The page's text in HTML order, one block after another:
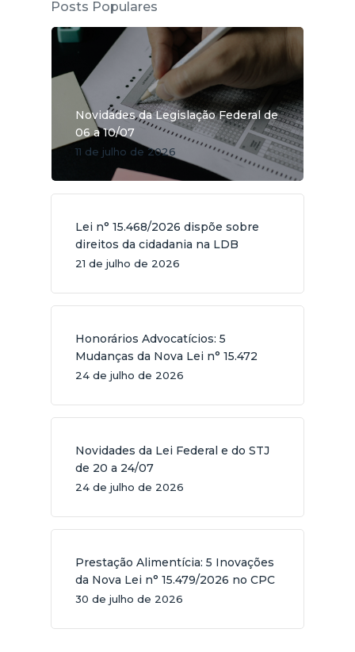
Posts Populares
Novidades da Legislação Federal de
06 a 10/07
11 de julho de 2026
Lei n° 15.468/2026 dispõe sobre
direitos da cidadania na LDB
21 de julho de 2026
Honorários Advocatícios: 5
Mudanças da Nova Lei n° 15.472
24 de julho de 2026
Novidades da Lei Federal e do STJ
de 20 a 24/07
24 de julho de 2026
Prestação Alimentícia: 5 Inovações
da Nova Lei n° 15.479/2026 no CPC
30 de julho de 2026